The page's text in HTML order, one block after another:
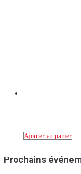
Ajouter au panier
Prochains